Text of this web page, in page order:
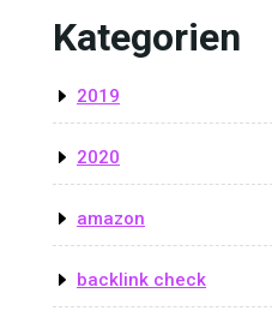
Kategorien
2019
2020
amazon
backlink check